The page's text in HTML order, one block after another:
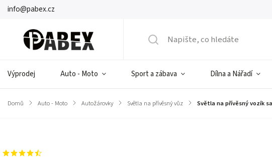
info@pabex.cz
Výprodej Auto - Moto Sport a zábava Dílna a Nářadí
Domů / Auto - Moto / Autožárovky / Světla na přívěsný vůz / Světla na přívěsný vozík